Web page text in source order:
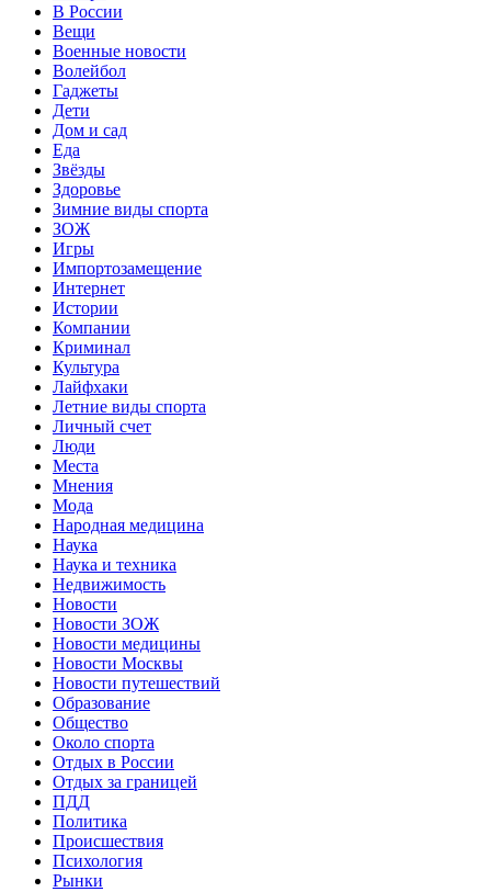
В России
Вещи
Военные новости
Волейбол
Гаджеты
Дети
Дом и сад
Еда
Звёзды
Здоровье
Зимние виды спорта
ЗОЖ
Игры
Импортозамещение
Интернет
Истории
Компании
Криминал
Культура
Лайфхаки
Летние виды спорта
Личный счет
Люди
Места
Мнения
Мода
Народная медицина
Наука
Наука и техника
Недвижимость
Новости
Новости ЗОЖ
Новости медицины
Новости Москвы
Новости путешествий
Образование
Общество
Около спорта
Отдых в России
Отдых за границей
ПДД
Политика
Происшествия
Психология
Рынки